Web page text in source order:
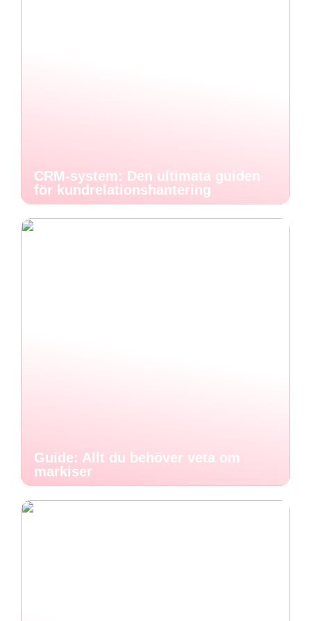
CRM-system: Den ultimata guiden
för kundrelationshantering
Guide: Allt du behöver veta om
markiser